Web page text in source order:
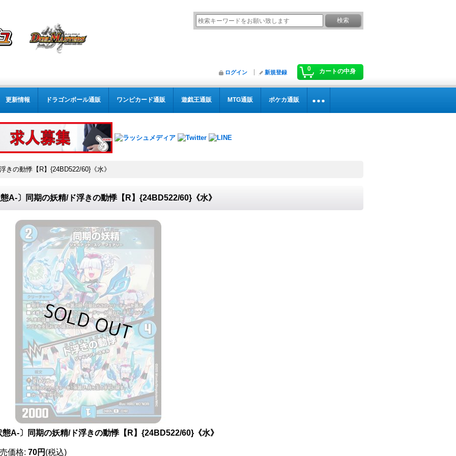
0 カートの中身
ログイン 新規登録
更新情報 ドラゴンボール通販 ワンピカード通販 遊戯王通販 MTG通販 ポケカ通販
きの動悸【R】{24BD522/60}《水》
A-〕同期の妖精/ド浮きの動悸【R】{24BD522/60}《水》
態A-〕同期の妖精/ド浮きの動悸【R】{24BD522/60}《水》
価格: 70円 (税込)